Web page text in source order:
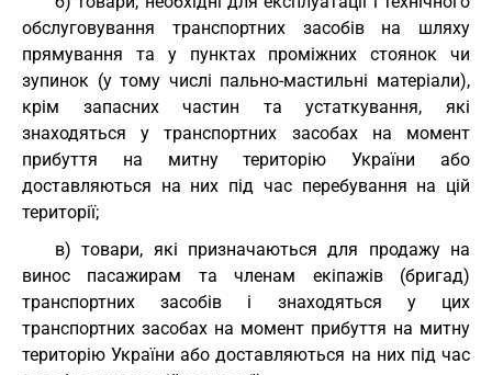
обслуговування транспортних засобів на шляху
прямування та у пунктах проміжних стоянок чи
зупинок (у тому числі пально-мастильні матеріали),
крім запасних частин та устаткування, які
знаходяться у транспортних засобах на момент
прибуття на митну територію України або
доставляються на них під час перебування на цій
території;
в) товари, які призначаються для продажу на
винос пасажирам та членам екіпажів (бригад)
транспортних засобів і знаходяться у цих
транспортних засобах на момент прибуття на митну
територію України або доставляються на них під час